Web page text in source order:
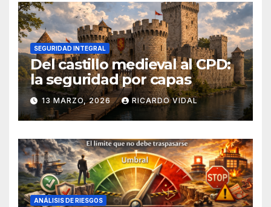
SEGURIDAD INTEGRAL
Del castillo medieval al CPD:
la seguridad por capas
13 MARZO, 2026 RICARDO VIDAL
ANÁLISIS DE RIESGOS